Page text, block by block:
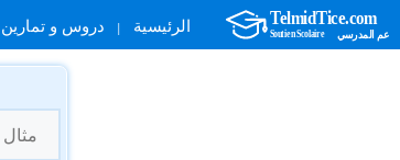
الرئيسية دروس و تمارين
عن: